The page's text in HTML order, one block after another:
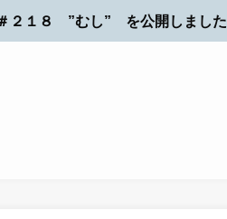
２１８ ”むし” を公開しました